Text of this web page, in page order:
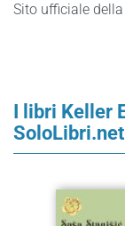
Sito ufficiale
I libri Keller
SoloLibri.net